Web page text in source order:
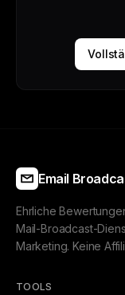
Email
Ehrliche
Mail-Broadcast-
Marketing. Keine
TOOLS